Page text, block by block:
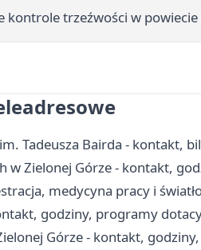
kontrole trzeźwości w
Tadeusza Bairda - kontakt,
w Zielonej Górze - kontakt,
medycyna pracy i
godziny, programy
Górze - kontakt,